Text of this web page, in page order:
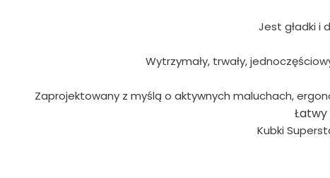
Jest gładki i
Wytrzymały, trwały,
Zaprojektowany z myślą o aktywnych maluchach,
Łatwy
Kubki